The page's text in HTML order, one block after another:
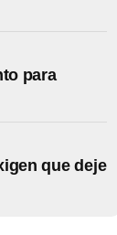
para
que deje